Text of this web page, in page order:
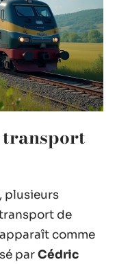
plusieurs
de
apparaît comme
parCédric